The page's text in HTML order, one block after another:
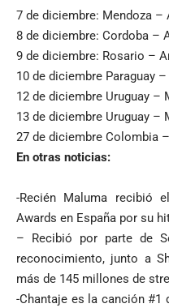
7 de diciembre: Mendoza –
8 de diciembre: Cordoba –
9 de diciembre: Rosario –
10 de diciembre Paraguay
12 de diciembre Uruguay –
13 de diciembre Uruguay –
27 de diciembre Colombia
En otras noticias:
-Recién Maluma recibió
Awards en España por su
– Recibió por parte de
reconocimiento, junto a
más de 145 millones de
-Chantaje es la canción #1